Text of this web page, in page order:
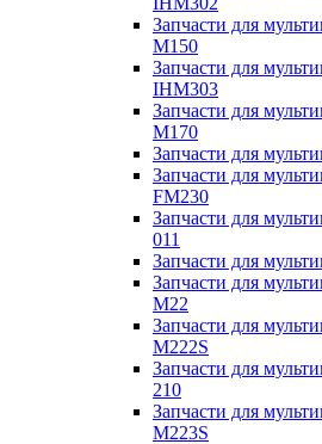
Запчасти для
M150
Запчасти для
IHM303
Запчасти для
M170
Запчасти для
Запчасти для
FM230
Запчасти для
011
Запчасти для
Запчасти для
M22
Запчасти для
M222S
Запчасти для
210
Запчасти для
M223S